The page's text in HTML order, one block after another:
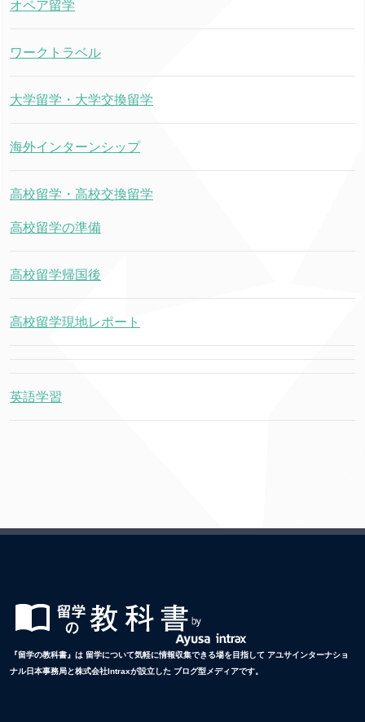
オペア留学
ワークトラベル
大学留学・大学交換留学
海外インターンシップ
高校留学・高校交換留学
高校留学の準備
高校留学帰国後
高校留学現地レポート
英語学習
『留学の教科書』は 留学について気軽に情報収集できる場を目指して アユサインターナショ
ナル日本事務局と株式会社Intraxが設立した ブログ型メディアです。